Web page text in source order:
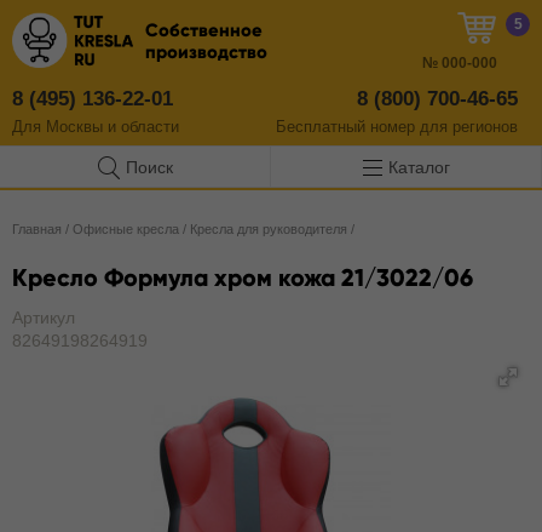
Собственное
производство
8 (495) 136-22-01
Для Москвы и области
8 (800) 700-46-65
Бесплатный номер для регионов
5
№ 000-000
Поиск Каталог
Главная / Офисные кресла / Кресла для руководителя /
Кресло Формула хром кожа 21/3022/06
Артикул
82649198264919